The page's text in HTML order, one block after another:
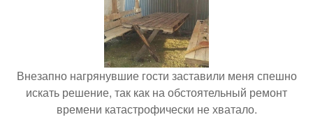
Внезапно нагрянувшие гости заставили меня спешно
искать решение, так как на обстоятельный ремонт
времени катастрофически не хватало.